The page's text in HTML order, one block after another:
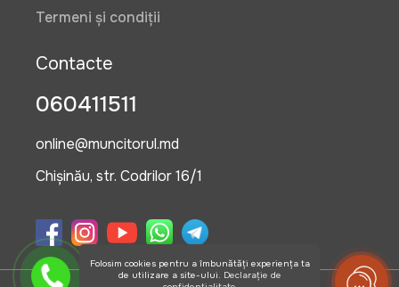
Termeni și condiții
Contacte
060411511
online@muncitorul.md
Chișinău, str. Codrilor 16/1
Folosim cookies pentru a îmbunătăți experiența ta
de utilizare a site-ului. Declarație de